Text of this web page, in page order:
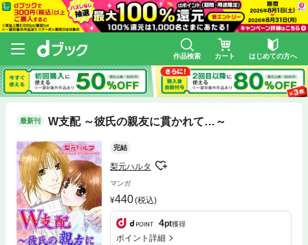
作品検索 カート はじめての方へ
最新刊 W支配 ～彼氏の親友に貫かれて…～
完結
梨元ハルタ
マンガ
440(税込)
4pt獲得
ポイント詳細